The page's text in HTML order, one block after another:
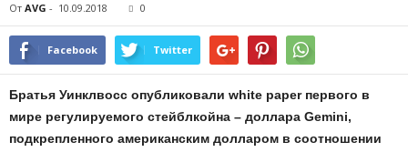
От AVG - 10.09.2018 0
Facebook Twitter
Братья Уинклвосс опубликовали white paper первого в
мире регулируемого стейблкойна – доллара Gemini,
подкрепленного американским долларом в соотношении